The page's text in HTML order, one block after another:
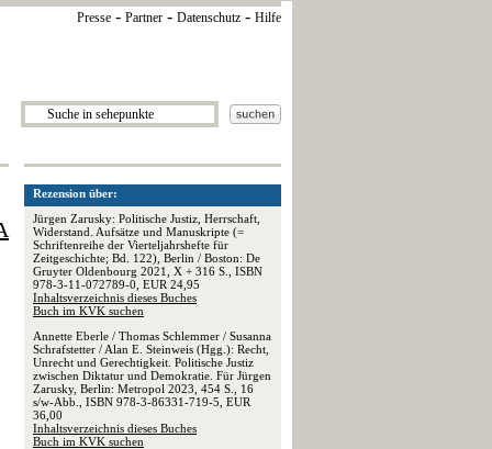
Presse - Partner - Datenschutz - Hilfe
Rezension über:
Jürgen Zarusky: Politische Justiz, Herrschaft,
Widerstand. Aufsätze und Manuskripte (=
Schriftenreihe der Vierteljahrshefte für
Zeitgeschichte; Bd. 122), Berlin / Boston: De
Gruyter Oldenbourg 2021, X + 316 S., ISBN
978-3-11-072789-0, EUR 24,95
Inhaltsverzeichnis dieses Buches
Buch im KVK suchen
Annette Eberle / Thomas Schlemmer / Susanna
Schrafstetter / Alan E. Steinweis (Hgg.): Recht,
Unrecht und Gerechtigkeit. Politische Justiz
zwischen Diktatur und Demokratie. Für Jürgen
Zarusky, Berlin: Metropol 2023, 454 S., 16
s/w-Abb., ISBN 978-3-86331-719-5, EUR
36,00
Inhaltsverzeichnis dieses Buches
Buch im KVK suchen